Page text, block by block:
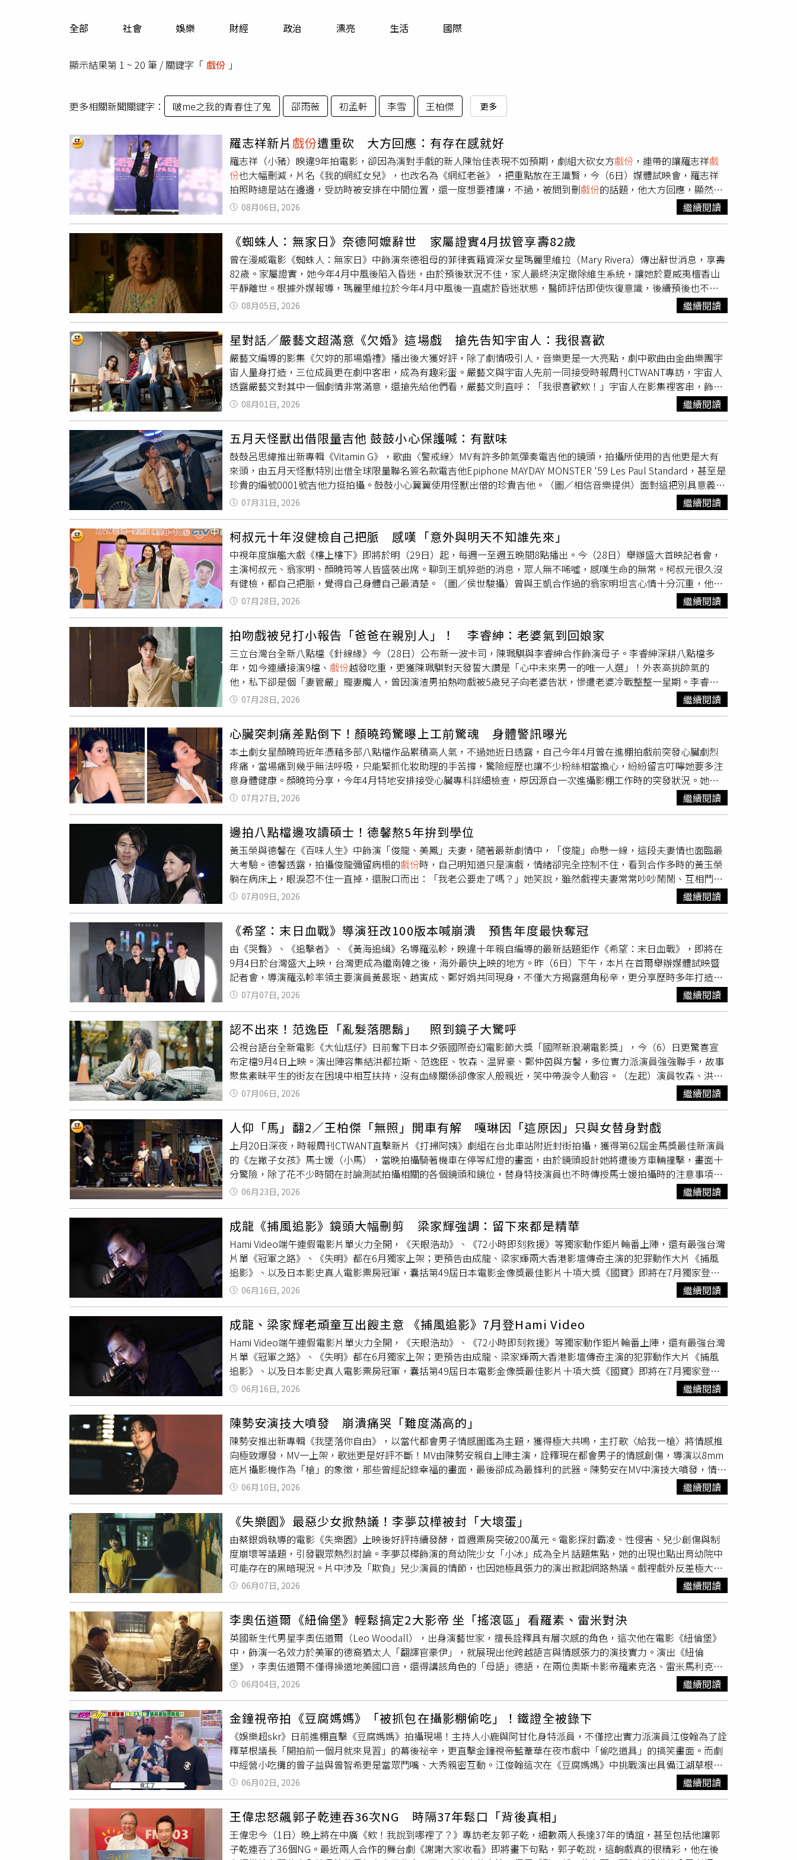
運勢
全部 社會 娛樂 財經 政治 漂亮 生活 國際
顯示結果第 1 ~ 20 筆 / 關鍵字「 戲份 」
更多相關新聞關鍵字： 啵me之我的青春住了鬼 邵雨薇 初孟軒 李雪 王柏傑 更多
羅志祥新片 戲份遭重砍 大方回應：有存在感就好
羅志祥（小豬）睽違9年拍電影，卻因為演對手戲的新人陳怡佳表現不如預期，劇組大砍女方戲份 ，連帶的讓羅志祥戲
份也大幅刪減，片名《我的網紅女兒》，也改名為《網紅老爸》，把重點放在王識賢，今（6日）媒體試映會，羅志祥
拍照時總是站在邊邊，受訪時被安排在中間位置，還一度想要禮讓，不過，被問到刪戲份的話題，他大方回應，顯然有
備而來。羅志祥重返大銀幕之作，卻因為遭女主角拖累，重要角色被剪成綠葉邊角。先前有過幾次媒體活動，羅志祥未
出現，今首度正面迎接這話題，羅志祥說：「 實在抱歉，之前時間沒有配合到，但之前有一起做了另個節目宣傳。」 也
份的刪減，是否會覺得自己戲份變得過少？羅志祥說：「差不多，適合地方出現就好，有存在感，有讓大家記得是開心
的事情。」羅志祥在片中誤打誤撞捲入黑幫家庭，不僅有他個人擅長的幽默、搞笑的戲份，更有精彩的打鬥動作戲，與
張懷秋片中互動成為亮點，他笑說，「我們認識很多年了，所以合作起來很有默契。拍戲空檔也會聊天、開玩笑，所以
很多互動都很自然。大家看到我們對戲，應該會覺得不像在演，比較像平常朋友相處的感覺。」羅志祥與張懷秋片中互
動成為亮點。（圖／蘇聖倫攝）張懷秋印象最深刻是臉上被羅志祥簽名的那場戲，「那天好像是我們第一天開工，我們
兩個一到現場就一路聊戲、聊近況，一直到收工！」更直呼真的是油性筆寫在臉上，苦笑：「沒有很好洗！」羅志祥笑
回：「我記得隔天拍戲，臉上還有印子在！」張懷秋完全不介意，狂讚羅志祥天生的喜感真的是魅力十足，「只要有我
們兩個一起的戲，我們就會討論很久，想說要怎樣才會更順更好笑。而他也總是毫無保留，不吝嗇的給我全部的建議，
合作非常開心！」片中也有驚喜出現羅志祥的未曝光的全新造型令人眼睛一亮，他笑回：「我很喜歡，電影裡對角色的
詮釋，可以有很多造型的創新，我覺得很好！」
08月06日, 2026 繼續閱讀
《蜘蛛人：無家日》奈德阿嬤辭世 家屬證實4月拔管享壽82歲
曾在漫威電影《蜘蛛人：無家日》中飾演奈德祖母的菲律賓籍資深女星瑪麗里維拉（Mary Rivera）傳出辭世消息，享壽
82歲。家屬證實，她今年4月中風後陷入昏迷，由於預後狀況不佳，家人最終決定撤除維生系統，讓她於夏威夷檀香山
平靜離世。根據外媒報導，瑪麗里維拉於今年4月中風後一直處於昏迷狀態，醫師評估即使恢復意識，後續預後也不樂
觀。家屬經審慎考量後，決定撤除維生系統，陪伴她走完人生最後一程，目前已完成火化儀式。家屬表示，瑪麗里維拉
身後留下丈夫、子女、11名孫子女及4名曾孫子女，親友對她的離世深感悲痛，也紛紛表達追思之意。根據IMDb資料，
《蜘蛛人：無家日》是瑪麗里維拉唯一列名演出的影視作品。雖然
不多，但她在片中飾演奈德祖母，全程以菲律賓
塔加洛語演出，與飾演奈德的雅各貝塔隆（Jacob Batalon）及千黛亞（Zendaya）有不少互動，也讓不少觀眾留下深刻
印象。其中最令影迷津津樂道的一幕，是驚喜現身的二代蜘蛛人安德魯加菲爾德（Andrew Garfield）被奈德祖母以塔加
洛語要求順手清理天花板上的蜘蛛網，奈德則在一旁擔任翻譯，幽默表示阿嬤希望他既然已經爬上去，就順便把蜘蛛網
清乾淨。安德魯加菲爾德隨即照做，這段逗趣橋段也成為電影中的經典片段之一。另一方面，漫威新片《蜘蛛人：重生
日》近期才以首週3.6億美元（約新台幣116.7億元）的票房成績，刷新北美影史最高開片紀錄，如今瑪麗里維拉辭世消
08月05日, 2026 繼續閱讀
星對話／嚴藝文超滿意《欠婚》這場戲 搶先告知宇宙人：我很喜歡
嚴藝文編導的影集《欠妳的那場婚禮》播出後大獲好評，除了劇情吸引人，音樂更是一大亮點，劇中歌曲由金曲樂團宇
宙人量身打造，三位成員更在劇中客串，成為有趣彩蛋。嚴藝文與宇宙人先前一同接受時報周刊CTWANT專訪，宇宙人
透露嚴藝文對其中一個劇情非常滿意，還搶先給他們看，嚴藝文則直呼：「我很喜歡欸！」宇宙人在影集裡客串，飾演
的就是他們自己。（圖／《欠妳的那場婚禮》臉書）劇中張孝全、姚淳耀、黃迪揚都是樂團「馬子狗」的成員，嚴藝文
特地安排宇宙人是與馬子狗同期的樂團，多年後馬子狗解散，但宇宙人仍在活動，舉辦慶功宴時遇見馬子狗的三人，兩
組人馬開始狂歡。嚴藝文表示這個安排想呈現有點荒謬卻又殘酷的現實感，「馬子狗已經不見了，這個團依舊在往前
走。」嚴藝文對自己突發奇想的劇情感到非常滿意。（圖／侯世駿攝）另外一場戲是在狂歡過後，穿越到現在的朱軒洋
跟著謝盈萱回家，酒醒後的謝盈萱以為自己酒後亂性，並喊了宇宙人成員的名字，想確認對方到底是誰。嚴藝文笑說這
一段沒有在劇本裡，是她臨時起意，「我突然跟盈萱說你叫一下小玉、方Q的名字，但不能叫阿奎，他結婚了。」小玉
爆料嚴藝文對這個安排超級自豪，還在開會時特別先給他們「聞香」。小玉認為自己的名字出現在Netflix非常特別。
（圖／侯世駿攝）此次是宇宙人首度一同出現在影集中，小玉事先請求嚴藝文不要安排太多
，「確實她安排了比較
，慶功宴是我們時常在做的事情，放鬆去做。」並說看到自己的本名出現在Netflix感覺非常特別。至於跟眾
多實力派演員演戲會不會緊張？方Q表示大家都很親切，而且給他們很大的表現空間，阿奎則說：「好像買到VVVIP的
票，近距離看一齣戲，眼睛看出去都是劇照。」方Q自認個性很像劇裡的韓森。（圖／侯世駿攝）個性害羞的阿奎被認
為適合演神秘感十足的角色。（圖／侯世駿攝）談到若是要幫宇宙人拍一部戲，會幫三人安排什麼角色？嚴藝文認為可
以從貼近他們個性的角色開始，例如方Q認為自己的個性像姚淳耀飾演的韓森，便可以挑戰喜歡逗人開心的角色。個性
害羞的阿奎很適合演有不為人知的過去，「從他外表看不出來，要慢慢挖出來。」而摩羯座的小玉個性比較愛逞強，所
以可以演遇到一個人之後，漸漸敞開心胸的故事。嚴藝文自爆是個非常戀愛腦的人。（圖／侯世駿攝）全劇觀眾討論的
重點之一，就是女主角陳立璇太過戀愛腦，為了結婚甚至放棄出國留學的大好機會。對此嚴藝文表示：「我年輕的時候
就是戀愛腦啊 甚至現在都是，陳立璇做過的事情我都做過。」小玉聽了之後大呼：「我朋友看了很氣，覺得不可能有人
這麼戀愛腦，但我覺得一定有，原來就是妳！」宇宙人創作的主題曲被嚴藝文大讚是整部劇的靈魂。（圖／侯世駿攝）
嚴藝文坦言以前她總會想站出來捍衛角色，但她現在認為這就是戲劇有趣的地方，「大家會找到自己投射的東西，應該
保留給觀眾想像。」小玉也說看到馬子狗之間的互動，就像看到了宇宙人的縮影，「尤其是臭直男聚在一起的感覺，三
個人長大了有自己的生活，但聚在一起又像小孩子一樣。」宇宙人為影集打造的主題曲〈沒有人像我一樣〉大受歡迎，
嚴藝文也大讚這首歌是整部劇的靈魂，更激發了她許多靈感。小玉坦言接下這個任務時壓力很大，「那時候正要準備新
專輯，接到這個工作，先來當成啟動創作模式的開關。」他也說雖然是為戲量身打造，但太合身不一定是好事，「要留
一點想像空間，也有用宇宙人的角度去思考。」
08月01日, 2026 繼續閱讀
五月天怪獸出借限量吉他 鼓鼓小心保護喊：有獸味
鼓鼓呂思緯推出新專輯《Vitamin G》，歌曲〈警戒線〉MV有許多帥氣彈奏電吉他的鏡頭，拍攝所使用的吉他更是大有
來頭，由五月天怪獸特別出借全球限量聯名簽名款電吉他Epiphone MAYDAY MONSTER '59 Les Paul Standard，甚至是
珍貴的編號0001號吉他力挺拍攝。鼓鼓小心翼翼使用怪獸出借的珍貴吉他。（圖／相信音樂提供）面對這把別具意義的
限量吉他，鼓鼓拍攝時也相當小心翼翼，拍攝前特地將吉他背面做保護就怕留下任何刮痕，展現十足愛惜之情。談到實
際彈奏的手感，鼓鼓笑說：「彈起來很有『獸』味！等等拍完還要趕快拿去大巨蛋還他。」一句話逗樂全場，也展現兩
人的好交情。MV全程以iPhone拍攝，卻透過細膩運鏡與畫面呈現出電影般的質感。這次鼓鼓也首次挑戰武打戲，為了呈
現真實打鬥感，特別跟著武術老師練習套招。最後鼓鼓因誤會遭逮捕、坐上警車崩潰落淚的戲碼，更一氣呵成完成演
出，導演喊卡後也忍不住上他鼓掌，鼓鼓透露哭戲當下第一個想到媽媽，情緒便自然湧上，順利進入角色狀態。這次特
別找來新生代演員許紫柔擔任女主角，雖然是她第一次拍攝音樂作品，但面對與鼓鼓的對手戲毫不怯場。兩人在MV中詮
釋從甜蜜、難關、分手及不捨放手的情感轉折，其中「對空鳴槍後向鼓鼓提分手」的戲份最具挑戰，因台詞不多，必須
靠眼神傳遞複雜情緒，更首次挑戰大聲怒吼的演出，連經紀人都被她投入的情緒嚇到。
07月31日, 2026 繼續閱讀
柯叔元十年沒健檢自己把脈 感嘆「意外與明天不知誰先來」
中視年度旗艦大戲《樓上樓下》即將於明（29日）起，每週一至週五晚間8點播出。今（28日）舉辦盛大首映記者會，
主演柯叔元、翁家明、顏曉筠等人皆盛裝出席。聊到王凱猝逝的消息，眾人無不唏噓，感嘆生命的無常。柯叔元很久沒
有健檢，都自己把脈，覺得自己身體自己最清楚。（圖／侯世駿攝）曾與王凱合作過的翁家明坦言心情十分沉重，他回
憶道：「他以前演過我的晚輩，當時雖然
不是很重，他就是個很陽光、帥氣，非常有希望、有前途的年輕人。」面
對噩耗，翁家明無奈感嘆：「沒辦法，遇到了。大家真的要保重身體啊，不要太努力、不要太辛苦了！」柯叔元、翁家
明、顏曉筠、龍語申、林宜禾、元六、何璦芸、李緻、胡利、黃靖雅、大件出席中視《樓上樓下》記者會。（圖／侯世
駿攝）柯叔元曾與王凱合作過一次，但幾乎沒有對到戲，私下並不熟悉，聽到消息第一時間感到相當意外，「怎麼會這
麼突然？意外跟明天不知道哪個先來，大家就活在當下吧！」柯叔元透露自己很久不做健康檢查，笑稱「會受到數字影
響」，都靠自己把脈了解身體狀況。翁家明聽了笑說：「我看到紅字就自己拿黑筆改掉。」顏曉筠則表示，無論是王凱
或傅子純的離開，對大家都是很大的警惕，「我覺得他們都是很好的演員，天不從人願，我相信他們對人生都有很好的
規劃與想法，只是沒時間完成，真的很遺憾。」顏曉筠在拍攝《樓上樓下》前後，曾發生過兩次嚴重的心臟刺痛，當時
她特別向執行製作請假兩小時前往醫院檢查，做完超音波與運動心電圖後，醫生卻表示沒有問題、暫不需做核磁共振，
讓她相當納悶。但也因為那次檢查，她第一次透過儀器清晰聽到自己的心跳聲，坦言「非常震撼、非常Touch」，也讓
她頓時想到父母，「我媽媽給我這個心臟，我要好好保護，大家真的要快快樂樂過每一天。」
07月28日, 2026 繼續閱讀
拍吻戲被兒打小報告「爸爸在親別人」！ 李睿紳：老婆氣到回娘家
三立台灣台全新八點檔《針線緣》今（28日）公布新一波卡司，陳珮騏與李睿紳合作飾演母子。李睿紳深耕八點檔多
年，如今連續接演9檔、 戲份越發吃重，更獲陳珮騏對天發誓大讚是「心中未來男一的唯一人選」！外表高挑帥氣的
他，私下卻是個「妻管嚴」寵妻魔人，曾因演渣男拍熱吻戲被5歲兒子向老婆告狀，慘遭老婆冷戰整整一星期。李睿
紳、陳珮騏《針線緣》演母子。（圖／三立）李睿紳入行拍戲十年，坦言剛出道時完全不會講台語，劇本全是注音，每
天都被罵得灰頭土臉，「那時不管是導演還是工作人員，誰都可以罵我。」甚至透露以前光是看到陳珮騏都會緊張到發
到重要角色，李睿紳獲陳珮騏誇讚「男主角唯一人選」，直呼：「他身高夠、氣質好、戲也好，百分之百完美！只要點
他一下就立刻跟上，稍微NG就會很愧疚，他很需要機會，希望讓大家看到他。」開拍前陳珮騏還特別找他討論功課，現
場走戲配合無間，大讚兩人演母子完全沒有陌生感。談到家庭生活，李睿紳跟老婆育有5歲兒子，兒子常跟老婆打小報
告「爸爸在親別的女生」，每次拍親密戲他都壓力山大，老婆甚至氣到回娘家，起碼冷戰三天，他就得睡沙發。老婆曾
要他去跟導演溝通借位，李睿紳自嘲：「我什麼咖，怎麼可能要求借位啦！」有一回他飾演渣男角色，避不了熱吻的情
節，回家老婆氣炸質問：「你有必要親成這樣嗎？不用這樣轉吧！你在外面怎麼轉，回來就怎麼轉！」要如何求和？他
笑答：「她不喜歡收到花，她喜歡錢。」他往往都是瘋狂道歉「我知道，都是我的錯」來和好。李睿紳私下是個寵妻好
男人，老婆以前是空姐，婚後便離開航空業，他因為自己不會理財，所以家中財政大權都交給老婆管理，「我一個月零
用錢2萬元，還包括要繳水電、網路費，我自己一萬元就夠用了，因為劇組包三餐，每天也沒地方去，收工就回家。」
07月28日, 2026 繼續閱讀
心臟突刺痛差點倒下！顏曉筠驚曝上工前驚魂 身體警訊曝光
本土劇女星顏曉筠近年憑藉多部八點檔作品累積高人氣，不過她近日透露，自己今年4月曾在進棚拍戲前突發心臟劇烈
疼痛，當場痛到幾乎無法呼吸，只能緊抓化妝助理的手苦撐，驚險經歷也讓不少粉絲相當擔心，紛紛留言叮嚀她要多注
意身體健康。顏曉筠分享，今年4月特地安排接受心臟專科詳細檢查，原因源自一次進攝影棚工作時的突發狀況。她回
憶，當時正在等待化妝助理補妝，心臟卻突然傳來一陣劇烈刺痛，「我沒辦法呼吸，當下的痛感使我當機」，整個人一
度愣在原地。她表示，當下只能勉強靠雙腳支撐身體，避免自己倒下，同時緊抓化妝助理的手等待症狀緩解。大約過了
一分鐘後，劇烈疼痛才逐漸消退，她也終於回過神，但這次突如其來的身體警訊，仍讓她決定前往心臟科接受進一步檢
查。消息曝光後，許多粉絲紛紛留言關心她的身體狀況，提醒她「身體不舒服就要趕快休息」、「不要硬撐工作」、
「健康最重要」，希望她能好好照顧自己。事實上，顏曉筠去年11月在前往電視台拍攝途中發生車禍，造成左肩韌帶斷
裂、肩膀脫臼，緊急送醫接受手術治療。由於傷勢嚴重，短時間內無法復工，劇組在與她討論後，決定由其他演員接手
完成剩餘戲份 。直到歷經約3個月休養與復健後，她才逐步重返拍攝工作，如今再透露曾出現心臟劇烈疼痛、幾乎無法
07月27日, 2026 繼續閱讀
邊拍八點檔邊攻讀碩士！德馨熬5年拚到學位
黃玉榮與德馨在《百味人生》中飾演「俊龍、美鳳」夫妻，隨著最新劇情中，「俊龍」命懸一線，這段夫妻情也面臨最
大考驗。德馨透露，拍攝俊龍彌留病榻的戲份時，自己明知道只是演戲，情緒卻完全控制不住，看到合作多時的黃玉榮
躺在病床上，眼淚忍不住一直掉，還脫口而出：「我老公要走了嗎？」她笑說，雖然戲裡夫妻常常吵吵鬧鬧、互相鬥
嘴，但拍攝至今早已培養出革命情感，真正演到生離死別時，心裡還是充滿不捨。最新劇情中，幕後黑手佩芬（張倩
飾）決定痛下殺手，在俊龍駕駛的車輛動手腳，破壞煞車並裝設炸彈。危急時刻，俊龍騙定遠與超凡（劉書宏飾）先跳
車逃生，自己獨留車內，最終車輛爆炸、身受重傷。彌留之際，他終於與定遠完成遲來的父子相認，並含淚將託付遺
願，以生命守護家人的催淚劇情令人鼻酸。德馨表示，「我們這對夫妻一路走來有很多搞笑，也有很多互相扶持的時
刻，所以拍到這一段真的很有感。」她坦言，看到黃玉榮犧牲自己救家人的劇情，內心十分感動，希望觀眾也能感受到
俊龍最後守護家人的心意。究竟俊龍能否挺過鬼門關？映真的死因真相是否即將曝光？佩芬犯下的一連串罪行又是否會
受到制裁？《百味人生》接下來的發展，將迎來最高潮的生死對決。德馨演離別戲崩潰。（圖／三立）而德馨近日順利
完成碩士學位，歷時五年終於完成論文口試。她透露，論文以台灣民間信仰為研究主題，光是田野調查就耗時一年以
上，不僅每個月固定南下宮廟訪查，還要逐字整理訪談內容、分析比較不同宮廟的信仰脈絡，龐大的研究工程讓她直
呼：「真的很瘋！」德馨表示，自己一邊拍攝八點檔、一邊攻讀在職專班，三年修滿36個學分，之後再花兩年專心完成
論文，期間經常拍完戲立刻趕去上課，或是下課後又回劇組拍夜戲，生活幾乎都在劇組與校園之間奔波。她笑說，口試
當天甚至只剩10分鐘能準備，「真的一路都在趕。」她透露，論文獲得指導教授高度肯定，認為內容相當具有研究價
值，甚至建議進一步整理出版專書，也鼓勵她繼續攻讀博士班。德馨坦言，原本沒有繼續升學的打算，但在老師不斷鼓
勵下，自己也開始有些心動，「本來沒有想讀博士，可是一直被老師說『妳可以』，現在真的有點被說服了。」談到這
五年的求學歷程，德馨笑說自己其實不是特別愛讀書的人，當初開始寫論文時AI工具尚未普及，大量文獻都必須一本一
本翻閱、整理與比對，每一則引用資料都親自查找，「那時候真的常想，我到底為什麼要這樣折磨自己。」如今順利完
成論文，她坦言終於鬆了一口氣。德馨表示，因為深入研究民間信仰，現在每到一間特色宮廟，都會忍不住思考背後是
否還有值得研究的題目。未來除了考慮出版專書、挑戰博士班外，德馨也計畫經營自媒體分享信仰文化內容，並利用難
得的空檔走訪全台知名月老廟，持續投入相關研究。她透露，近期已首次受邀擔任研討會講者，以「學者」身分分享研
究成果，笑說看到邀請函上的頭銜時既驚喜又感動，「第一次以學者身分演講，還領到演講費，感覺真的很不一樣。」
德馨近日順利完成碩士學位。（圖／三立）
07月09日, 2026 繼續閱讀
《希望：末日血戰》導演狂改100版本喊崩潰 預售年度最快奪冠
由《哭聲》、《追擊者》、《黃海追緝》名導羅泓軫，睽違十年親自編導的最新話題鉅作《希望：末日血戰》，即將在
9月4日於台灣盛大上映，台灣更成為繼南韓之後，海外最快上映的地方。昨（6日）下午，本片在首爾舉辦媒體試映暨
記者會，導演羅泓軫率領主要演員黃晸珉、趙寅成、鄭好娟共同現身，不僅大方揭露選角秘辛，更分享歷時多年打造的
幕後故事，以及演員挑戰高難度動作場面的歷程，再度掀起外界對這部年度話題鉅作的期待。在昨日舉辦的《希望：末
日血戰》媒體試映記者會上，導演羅泓軫分享三位主演的選角幕後故事，尤其這是他跟黃晸珉繼《哭聲》後再度合作，
露，早在八、九年前就曾邀對方演出另一部作品，只是最後沒有成功，直到五、六年後才再度聯繫合作：「真是非常感
謝他答應了我的邀請。」《希望：末日血戰》是導演羅泓軫跟黃晸珉繼《哭聲》後再度合作。（圖／采昌提供）談到趙
寅成，導演則笑說：「每次聽跟他合作過的演員，都對他讚譽有加，評價好到讓我懷疑『真的有這種人嗎？』甚至連柳
承完導演也讚不絕口，讓我認為他一定相當特別。」直到實際合作之後，他果然表達肯定：「他的專注力、現場態度與
演員素養，都令人非常敬佩。」至於鄭好娟，則是在黃晸珉推薦下見面，導演表示：「我們聊了兩小時，發現她本身就
具備我心中角色所該有的特質，所以積極邀請她加入。」趙寅成拍片時的專注力、現場態度與演員素養，都令導演非常
敬佩。（圖／采昌提供）尤其本片動作場面眾多，羅泓軫強調：「我最重視的是演員的動作與安全。」他透露開拍前一
年，就已經完成分鏡與鏡頭規劃，並與團隊反覆討論拍攝方式：「我們專注把劇本與分鏡完全實現，絕不妥協。」黃晸
珉則分享，這是他首次在沒有對手演員的情況下演出，全靠想像力與計算，完成跟外星生物的對戲：「最終的表演完成
度，其實取決於對手反應，但這次完全沒有參考對象。」趙寅成則表示，在空無一物的場景中演出恐懼感並不容易：
「真的很有挑戰。」鄭好娟也透露，工作人員會透過雷射筆或穿戴怪物裝置協助她對戲：「有時拍車內或是騎馬戲時，
也只能靠想像完成，因為都是第一次，反而覺得特別有趣。」最後談到拍攝成果，導演也肯定：「演員表現非常出色，
最讓我感到欣慰的是，三位都平安完成拍攝，沒有任何人受傷。」鄭好娟具備了本片中角色所該有的特質。（圖／采昌
提供）值得一提的是，《希望：末日血戰》強勢入選坎城影展主競賽單元，並在世界首映後引發熱烈討論。影展結束
後，導演羅泓軫隨即投入後期調整，持續優化影片品質。談到備受關注的外星生物設計，他表示：「光是設計就花費三
年多時間。」並補充最初靈感來自「如果在路上突然遇見外星生物，會是什麼樣貌」的假設，逐步發展成現在的最終造
型。至於正式上映版本與影展版本有什麼差異，他表示：「相較影展版本，正式上映版刪除約五分鐘內容，同時新增約
三、四分鐘的全新片段。」他特別提到片中一場關鍵戲份：「我自己也不知道會把那場戲修改到什麼時候，光是這場戲
的一個鏡頭，就大概有將近100個不同版本。」並表示：「到底哪一個版本在電影院效果最好，我現在腦中也還是一團
混亂。」一番話也再度印證他作為「完美主義導演」的名聲。這部由《哭聲》名導羅泓軫打造，屢屢刷新南韓影史紀錄
的話題鉅作《希望：末日血戰》，即將在9月4日於台灣盛大上映，讓這場震撼感官與情緒極限的末日狂潮，瘋狂席捲大
銀幕。雖距離南韓上映還有一個多星期，本片便已展現驚人氣勢；根據南韓電影振興委員會最新公佈的預售票房數據，
本片以「年度最快速度」衝上預售率與預售票量雙料冠軍，力壓多部好萊塢強片，成為今夏最受矚目作品。隨著媒體試
映後的口碑持續發酵，影壇更將本片譽為今夏韓片的唯一「希望」。本片國際版正式預告：
07月07日, 2026 繼續閱讀
認不出來！范逸臣「亂髮落腮鬍」 照到鏡子大驚呼
公視台語台全新電影《大仙尪仔》日前奪下日本夕張國際奇幻電影節大獎「國際新浪潮電影獎」，今（6）日更驚喜宣
布定檔9月4日上映。演出陣容集結洪都拉斯、范逸臣、牧森、温昇豪、鄭仲茵與方馨，多位實力派演員強強聯手，故事
聚焦素昧平生的街友在困境中相互扶持，沒有血緣關係卻像家人般親近，笑中帶淚令人動容。（左起）演員牧森、洪都
拉斯、范逸臣在電影《大仙尪仔》中身穿「大仙尪仔」服裝逃亡的
可是讓他們吃盡苦頭。（圖／公視台語台）《大
仙尪仔》將萬華在地文化搬上大銀幕，阿宏（洪都拉斯 飾演）是街友中的「工頭」，一次因緣際會在宮廟裡碰到與人發
生衝突的小豪（牧森 飾演），兩人不打不相識，遇上瘋言瘋語卻句句是真理的康仔（范逸臣 飾演），3人撿到裝有高額
現金的行李袋，反被黑道老大南哥（温昇豪 飾演）盯上。温昇豪在電影《大仙尪仔》中飾演黑道老大南哥。（圖／公視
台語台）一場身穿「大仙尪仔」服裝在街頭狂奔的戲份可是讓他們吃盡苦頭，牧森表示扛著大仙尪仔做動作還有走路奔
跑真的不容易，額頭還被金屬片敲了好幾天，以角色身份穿上服裝後，他覺得自己有被保護、很有安全感，能夠稍微把
外在的盔甲卸下一些；洪都拉斯也說道「成為神明的負擔是重的」，但成為大仙之後，在祂的身體裡很安靜，用神明的
視角去窺探人的故事，彼此互相需要著；范逸臣最崩潰的瞬間則是在神明身體裡「熱到爆炸」，更讚扛得起神明的人才
是幕後英雄，經歷過一回的他大嘆相當不易。主演們為更貼近街友角色，開拍前做足功課，范逸臣透露接演角色後就不
斷觀察遊民朋友的神態、動作、生活，妝髮時間長達一個多小時的他，定妝看到新造型直言「很酷」，更大讚終於有角
色可以這麼跳脫自己；洪都拉斯則坦言他認為街友擁有獨特的生活方式，「了解他們的心情和遭遇，並融入他們的生
活」讓他更加貼近角色樣貌；身為忙內的牧森分享前製時期每個禮拜都在萬華觀察與感受當地的氛圍，片中他和洪都拉
斯、范逸臣有多場對手戲，三人培養出好感情也讓牧森直呼：「我們三個是艋舺男團！」導演凌柏瑋談到早在創作初
期，就已經決定全片要在萬華拍攝，「那種生命力是任何地方都無法複製和重現的，萬華就是這個故事的DNA」，在處
理劇本時，他經常往萬華跑，從早市走到夜市，從公園走到廟宇，看看那裡的人，吃吃那裡的食物，聞聞那裡的味道，
聽聽屬於萬華的聲音，最後更把萬華每年最熱鬧的大派對「青山王祭」拍下來，讓這場大遶境成為《大仙尪仔》電影中
最重要的場景，期許能讓觀眾一起感受萬華這座古城渾厚的文化底蘊。
07月06日, 2026 繼續閱讀
人仰「馬」翻2／王柏傑「無照」開車有解 嘎琳因「這原因」只與女替身對戲
上月20日深夜，時報周刊CTWANT直擊新片《打掃阿姨》劇組在台北車站附近封街拍攝，獲得第62屆金馬獎最佳新演員
的《左撇子女孩》馬士媛（小馬），當晚拍攝騎著機車在停等紅燈的畫面，由於鏡頭設計她將遭後方車輛撞擊，畫面十
分驚險，除了花不少時間在討論測試拍攝相關的各個鏡頭和鏡位，替身特技演員也不時傳授馬士媛拍攝時的注意事項。
正式拍攝時，駕車的演員直接撞上替身演員的機車，機車零件四處飛散，替身演員順著撞擊力道在擋風玻璃上砸出玻璃
破裂的視覺效果，隨後翻落在車子前方，驚險的畫面一次拍攝便順利完成。為了克服王柏傑「無照」問題，拍攝電影
可。（圖／本刊攝影組）王柏傑自2024年6月因酒駕事件、駕照遭吊扣，今年3月他與香港天王郭富城合作喜劇電影《老
子》，飾演的是一名「計程車司機」，劇組為了讓他能合法合規演出開車的過程，除安排數名穿著雨衣的工作人員，在
雨中採取「人力驅動」推車，還將小黃車頂加裝一個如同賽車座艙的特殊設備，方向盤、油門、煞車與排檔等控制元件
一應俱全。專業的技術替身人員戴上安全帽、繫好安全帶，坐在車頂幫飾演司機的王柏傑「代客駕駛」，無照的王柏傑
只需坐在駕駛座演出開車的模樣，讓人大開眼界。嘎琳上場時僅與和男主角身穿同樣衣服的短髮女替身對戲拍攝，黃信
赫在一旁晾著沒事幹。（圖／本刊攝影組）本刊去年6月獨家直擊男星黃信赫，與啦啦隊人氣女神胡佳琳（嘎琳）一起
拍攝廣告，只是兩人雖然分飾男女主角，但男主角黃信赫卻是被晾在一旁，嘎琳全程只和與黃信赫身穿同樣衣服的短髮
女替身對戲拍攝，兩人可說幾乎是完全零互動，成了廣告拍攝的意外插曲。報導曝光後，也有媒體指出，嘎琳拍攝廣告
時，刻意避免與男主角黃信赫互動，甚至由短髮女替身代為出鏡，是因她擔心「有人吃醋」，導演被迫分別指導兩位演
員，不讓兩人同場拍攝。穿著高中制服的王淨拍攝《功夫》時查看滾落路邊的蔡昌憲傷勢如何，但此畫面是由替身演員
完成。（圖／本刊攝影組）2023年11月九把刀在台北市信義區拍攝電影《功夫》時，蔡昌憲扮演的是被立委座車撞到的
衰尾角色，滿臉都是紅通通的血跡傷妝，看來有不少動作
，不過現場有替身演員在等候，等一切準備就緒開拍後，
粉紅色賓士猛踩油門，蔡昌憲的替身演員緊抓著車子後座車窗，隨後擦撞騎單車的騎士而滾落到路邊，在菜攤的高中女
生王淨見狀趕緊跑過去關心，正當工作人員在忙著處理替身的畫面時，蔡昌憲本人則在一旁溜搭。
06月23日, 2026 繼續閱讀
成龍《捕風追影》鏡頭大幅刪剪 梁家輝強調：留下來都是精華
Hami Video端午連假電影片單火力全開，《天眼浩劫》、《72小時即刻救援》等獨家動作鉅片輪番上陣，還有最強台灣
片單《冠軍之路》、《失明》都在6月獨家上架；更預告由成龍、梁家輝兩大香港影壇傳奇主演的犯罪動作大片《捕風
追影》、以及日本影史真人電影票房冠軍，囊括第49屆日本電影金像獎最佳影片十項大獎《國寶》即將在7月獨家登
場。《捕風追影》不只是成龍近年轉型代表作，更是讓梁家輝拿下第五座香港金像影帝的佳作，不同於觀眾熟悉的飛車
追逐與拳腳對決，成龍這次飾演一名資深追蹤專家，與梁家輝展開一場沒有硝煙的心理攻防，對於這次的轉變，成龍也
Video）出道超過一甲子的成龍，近年多次提到自己不再執著於突破體能極限，而是更希望觀眾看見角色本身的生命
力，此次演出《捕風追影》刻意降低誇張動作場面，更加突顯角色魅力，成龍更透露這次拍攝過程並不是自己單方面帶
著大家演戲，反而是在演員的你來我往之間，慢慢把角色磨得更立體，成龍笑說：「文戲上都有家輝哥點醒我。」影帝
梁家輝則用廣東話打趣說這次合作就像是「兩個老頑童互相出餿主意」！梁家輝在《捕風追影》飾演高智商犯罪首腦，
與成龍展開層層布局的心理戰，兩人沒有過多正面肉搏，而是以眼神、節奏與台詞相互較勁，港媒形容宛如兩位高手棋
盤過招，每一步都暗藏玄機。為了讓《捕風追影》節奏更俐落，成龍還在首映活動上自曝《捕風追影》歷經大幅度刪
剪，「拍了5000個鏡頭，最後剪掉上千個」，甚至連「七小福」老搭檔元秋的
下來的都是精華，是最耀眼的部分。」
06月16日, 2026 繼續閱讀
成龍、梁家輝老頑童互出餿主意 《捕風追影》7月登Hami Video
Hami Video端午連假電影片單火力全開，《天眼浩劫》、《72小時即刻救援》等獨家動作鉅片輪番上陣，還有最強台灣
片單《冠軍之路》、《失明》都在6月獨家上架；更預告由成龍、梁家輝兩大香港影壇傳奇主演的犯罪動作大片《捕風
追影》、以及日本影史真人電影票房冠軍，囊括第49屆日本電影金像獎最佳影片十項大獎《國寶》即將在7月獨家登
場。特別是《捕風追影》，不只是成龍近年轉型代表作，更是讓梁家輝拿下第五座香港金像影帝的佳作，不同於觀眾熟
悉的飛車追逐與拳腳對決，成龍這次飾演一名資深追蹤專家，與梁家輝展開一場沒有硝煙的心理攻防，對於這次的轉
變，成龍也曾分享：「我現在希望大家記住的是角色，不只是動作。」《捕風追影》梁家輝飾演高深莫測的犯罪首腦。
（圖／Hami Video提供）出道超過一甲子的成龍，近年多次提到自己不再執著於突破體能極限，而是更希望觀眾看見角
色本身的生命力，此次演出《捕風追影》刻意降低誇張動作場面，更加突顯角色魅力，成龍更透露這次拍攝過程並不是
自己單方面帶著大家演戲，反而是在演員的你來我往之間，慢慢把角色磨得更立體，成龍笑說：「文戲上都有家輝哥點
醒我。」影帝梁家輝則用廣東話打趣說這次合作就像是「兩個老頑童互相出餿主意」！梁家輝在《捕風追影》飾演高智
商犯罪首腦，與成龍展開層層布局的心理戰，兩人沒有過多正面肉搏，而是以眼神、節奏與台詞相互較勁，港媒形容宛
如兩位高手棋盤過招，每一步都暗藏玄機。為了讓《捕風追影》節奏更俐落，成龍還在首映活動上自曝《捕風追影》歷
經大幅度刪剪，「拍了5000個鏡頭，最後剪掉上千個」，甚至連「七小福」老搭檔元秋的
強調：「留下來的都是精華，是最耀眼的部分。」除了港片巨星對決之外，Hami Video本月集結好萊塢動作強片《天眼
浩劫》和《72小時即刻救援》。《天眼浩劫》由《玩命關頭》系列硬漢代表傑森史塔森領銜主演，這位冷面硬漢再度挑
戰高風險任務，在生死一線間展現招牌魅力。另一部《72小時即刻救援》則找來《惡靈古堡》系列女神蜜拉喬娃維琪擔
綱主演，飾演為拯救遭綁架女兒不惜孤身闖入犯罪世界的前戰爭英雄，向來以強悍女性角色著稱的她，再度展現俐落身
手與強大氣場，在倒數72小時的極限壓力下展開「最強媽媽」瘋狂救援行動！《冠軍之路》總教練曾豪駒高舉世界12強
冠軍獎盃，全隊共享榮耀時刻。（圖／Hami Video提供）另外，台灣觀眾必看的現象級紀錄片《冠軍之路》，完整記錄
中華隊勇奪世界12強冠軍的歷程，從2013年經典賽的遺憾一路鋪陳到2024年的歷史性奪冠時刻，不僅收錄陳傑憲等國
手的珍貴幕後畫面，還有許多讓全台灣球迷一起歡呼的感動回憶，上映後刷新台灣影史紀錄片首日票房新高，被譽為近
年最具代表性的台灣運動紀錄電影之一。而以及由林依晨首度跨足電影監製的《失明》，該片以女性視角探討愛、慾望
與自我認同，自鹿特丹影展、大阪亞洲影展一路受到國際影壇關注，更勇奪約翰尼斯堡影展最佳影片肯定。Hami Video
端午獨家電影片單橫跨動作爽片、金獎作品與熱血紀錄片，兼具娛樂張力與情感共鳴，為連假期間提供多元觀影選擇。
《失明》林依晨（左）和吳可熙的女女虐戀令人揪心。（圖／Hami Video提供）
06月16日, 2026 繼續閱讀
陳勢安演技大噴發 崩潰痛哭「難度滿高的」
陳勢安推出新專輯《我墜落你自由》，以當代都會男子情感圖鑑為主題，獲得極大共鳴，主打歌〈給我一槍〉將情感推
向極致爆發，MV一上架，歌迷更是好評不斷！MV由陳勢安親自上陣主演，詮釋現在都會男子的情感創傷，導演以8mm
底片攝影機作為「槍」的象徵，那些曾經記錄幸福的畫面，最後卻成為最鋒利的武器。陳勢安在MV中演技大噴發，情感
轉折極大，從甜蜜相處到崩潰痛哭，讓歌迷看得全情投入。陳勢安與剛見面的女主角呈現情緒濃烈的
。（圖／索尼
音樂提供）關於歌曲〈給我一槍〉，陳勢安表示表示：「就是當朋友都勸你放下，當自己也知道不該繼續等待，卻還是
困在對方留下的期待裡無法抽身。與其繼續被吊著、被消耗，不如請你痛痛快快地給我一槍，至少讓這段感情，能有一
個結束的地方。」他在MV中面臨著這份感情的傷痛，演出痛哭的場面，「這次拍攝最難的地方就是導演是倒著拍，先拍
攝情緒最濃烈的部分，我和女主角才剛見面，還沒時間熟悉、培養感情，就要演出爭吵、痛哭的部分，難度滿高的。」
「活網人」陳勢安最近拍攝一系列reels影片，在網路上創造話題，日前公布他在大雨中，穿著雨衣坐在摩托車的後座，
大聲唱著〈給我一槍〉，最後還用手抺去臉上不知是雨水還是涙水的影片，呼應著近來連日的大雨，影片一上架，果然
討論度爆棚，陳勢安也笑說：「本來只是想在機車上哼幾句，滿輕鬆美好的，結果每天都雨天！悲慘度升級1000%。」
面，希望大家都能來。」
06月10日, 2026 繼續閱讀
《失樂園》最惡少女掀熱議！李夢苡樺被封「大壞蛋」
由蔡銀娟執導的電影《失樂園》上映後好評持續發酵，首週票房突破200萬元。電影探討霸凌、性侵害、兒少創傷與制
度崩壞等議題，引發觀眾熱烈討論。李夢苡樺飾演的育幼院少女「小冰」成為全片話題焦點，她的出現也點出育幼院中
可能存在的黑暗現況。片中涉及「欺負」兒少演員的情節，也因她極具張力的演出掀起網路熱議。戲裡戲外反差極大的
她，被網友公認是片中最令人印象深刻的「大壞蛋」，不少觀眾更私訊留言鼓勵：「演得太好了！」「真的壞透了！」
面對熱烈反應，李夢苡樺表示，即使角色設定並不討喜，依然收到許多支持與鼓勵。「無論是稱讚或批評，我都會試著
李夢苡樺近年拓展國際演出，2025年赴日主演短片《遠い人》（遙遠的人），與《KANO》女主角坂井真紀合作，演技
表現更獲日本導演玉田真也高度肯定。 畢業於台北藝術大學電影系的李夢苡樺，曾以《一家子兒咕咕叫》入圍第59屆金
馬獎最佳女配角獎，並以首部演出作品《3天2夜》獲台北電影獎最佳新演員提名。2024年更以女主角身份隨電影《蟲
LOCUST》前往第77屆坎城影展全球首映，逐漸受到影壇關注。隨著作品受到越來越多觀眾喜愛，不少人也開始對她的
名字感到好奇。她笑說，最常發生的事情就是大家想親切稱呼她，卻直接叫她「苡樺」，「但其實這樣變成在叫我媽媽
（笑）。」來自新竹尖石的泰雅族，李夢苡樺透露，「李夢苡樺」其實是自己的族名。依照泰雅族傳統命名方式，會在
自己的名字後面加上父親或母親的名字，因此「李夢」才是她的名字，而「苡樺」則是母親的名字。她笑說，如果只是
短暫碰面的場合，現在大多會直接介紹自己叫「李夢」，避免大家一時之間搞混。從北影、金馬到坎城！泰雅族女孩李
夢苡樺演技備受關注 本名背後藏故事。（圖／小間影藝）電影《失樂園》中，李夢苡樺與洪君昊有肢體互動戲份，片中
涉及兒少演員受欺負的情節，引發討論。談到接演心情，她坦言第一次讀劇本就受到極大震撼，「以前可能很直覺去判
斷一個人，但現在會開始想，他到底經歷了什麼。」李夢苡樺透露，當初接到演出邀請時，「只要有人願意相信我、把
角色交到我手上，都是一份很珍貴的信任。」她認為每個角色都有存在的意義，因此花時間理解小冰的狀態，「有些人
不是天生就是某個樣子，而是在成長過程裡承接了太多東西。所以對我來說，小冰不是單純的反派，而是一個值得被理
解的人。」劇組拍攝前安排親密指導排練。李夢苡樺笑說，自己原本很擔心當時年僅10歲的洪君昊會緊張，沒想到對方
反而相當淡定，「我問他還好嗎？他竟然說『我眼睛都閉著，不知道妳在幹嘛。』」讓她瞬間放鬆不少，也成為拍攝期
間難忘回憶。 李夢苡樺於2025年首度赴日擔綱女主角，演出日本短片《遠い人》（遙遠的人），與《KANO》女主角坂
井真紀同台飆戲。電影由日本導演玉田真也自編自導。李夢苡樺透露，《遠い人》試鏡全程以日文進行，經過兩輪試鏡
06月07日, 2026 繼續閱讀
李奧伍道爾《紐倫堡》輕鬆搞定2大影帝 坐「搖滾區」看羅素、雷米對決
英國新生代男星李奧伍道爾（Leo Woodall），出身演藝世家，擅長詮釋具有層次感的角色，這次他在電影《紐倫堡》
中，飾演一名效力於美軍的德裔猶太人「翻譯官豪伊」，就展現出他跨越語言與情感張力的演技實力。演出《紐倫
堡》，李奧伍道爾不僅得操道地美國口音，還得講該角色的「母語」德語，在兩位奧斯卡影帝羅素克洛、雷米馬利克強
大的氣場夾擊下，專業表現獲得國際影媒讚歎是「最佳男配角」。李奧伍道爾曾憑《白蓮花大飯店》嶄露頭角，更以
《真愛挑日子》影集與《BJ單身日記：戀上小鮮肉》爆紅，成為新一代「英倫情人」。這次演出《紐倫堡》是他首度挑
軍醫凱利（Douglas Kelley，雷米馬利克 飾演）監測納粹戰犯而重返德國。由於具備猶太裔背景，成為最能直接感受納
粹戰犯的殘暴本質以及受難者痛苦的唯一角色。一場他揭露身世並解釋為何悲劇會發生的壓軸戲，成為全片最精采的情
感一擊，讓許多觀眾感動落淚，戲份相當吃重且關鍵。李奧伍道爾《紐倫堡》被兩位奧斯卡影帝強大的氣場夾擊。（圖
／海鵬提供）《紐倫堡》劇情敘述：二戰剛結束，美國軍醫凱利（雷米馬利克飾）受命評估納粹元帥戈林（羅素克洛
飾）的心理狀態，以確定他是否該為戰爭罪行接受審判。但隨著他與戈林建立起令人不安的聯繫，竟影響了他對邪惡的
理解與痴迷。該片雖主打雙影帝對決，但李奧伍道爾所飾演的翻譯官豪伊，卻展現了極佳的演技與韌性，成為觀眾在歷
史黑暗中唯一的情感寄託，為冰冷的審判注入了動人的溫度。片中一場他看著雷米、羅素進行精彩心理博弈的戲，李奧
形容自己就像坐在「搖滾區」的觀眾，親眼見證了兩大影帝極致的表演對決，直呼「太神奇了！」。有趣的是，《紐倫
堡》拍攝期間，兩位奧斯卡影帝－羅素克洛、雷米馬利克明顯「水火不容」，羅素克洛展現出的強大氣場，甚至讓雷米
馬利克超有壓迫感，對戲十分緊張。但儘管氛圍對峙，兩位奧斯卡影帝不太互動，私下卻都不約而同主動照顧這位新生
06月04日, 2026 繼續閱讀
金鐘視帝拍《豆腐媽媽》「被抓包在攝影棚偷吃」！鐵證全被錄下
《娛樂超skr》日前進棚直擊《豆腐媽媽》拍攝現場！主持人小鹿與阿甘化身特派員，不僅挖出實力派演員江俊翰為了詮
釋草根議長「開拍前一個月就來見習」的幕後祕辛，更直擊金鐘視帝藍葦華在夜市戲中「偷吃道具」的搞笑畫面。而劇
中經營小吃攤的曾子益與曾智希更是當眾鬥嘴、大秀親密互動。江俊翰這次在《豆腐媽媽》中挑戰演出具備江湖草根性
的「議長」一角，他透露，因為是第一次與導馮凱合作，內心其實非常緊張、壓力極大，甚至在開拍前一個月就親自到
拍攝現場觀摩學習。江俊翰也自爆，自己其實是「短期記憶型」的演員，雖然在現場背台詞速度極快，但只要一喊卡演
完，大腦就會立刻自動「格式化」忘光光。另一場夜市外景中，藍葦華與方琦帶著童星凱凱準備大嗑美食。不過劇情安
排藍葦華一轉頭就去旁邊採買，戲份輕鬆到讓旁人羨慕直呼「這通告也太好賺！」藍葦華隨即幽默自嘲：「因為他們比
較會演啦，我就負責去買東西！」江俊翰穿唐裝凸顯角色草根性。（圖／民視）沒想到藍葦華隨後竟在旁偷偷大嗑起劇
中的關鍵道具「豆腐薯薯」，當場被主持人阿甘與小鹿抓包！三人索性「原地開吃」在鏡頭前大快朵頤。藍葦華邊吃邊
06月02日, 2026 繼續閱讀
王偉忠怒飆郭子乾連吞36次NG 時隔37年鬆口「背後真相」
王偉忠今（1日）晚上將在中廣《欸！我說到哪裡了？》專訪老友郭子乾，細數兩人長達37年的情誼，甚至包括他讓郭
子乾連吞了36個NG。最近兩人合作的舞台劇《謝謝大家收看》即將畫下句點，郭子乾說，這齣戲真的很精彩，他在後